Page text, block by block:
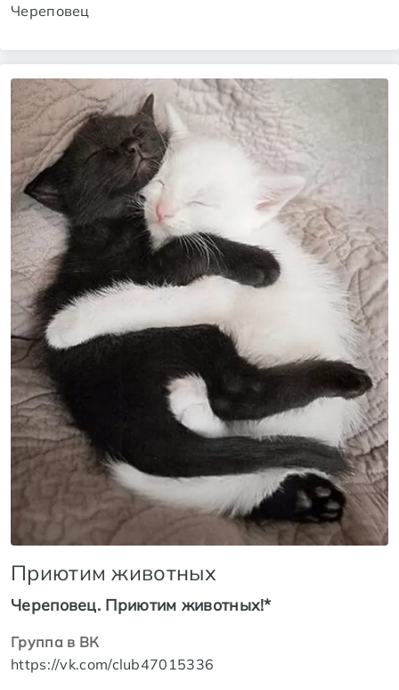
Череповец
Приютим животных
Череповец. Приютим животных!*
Группа в ВК
https://vk.com/club47015336